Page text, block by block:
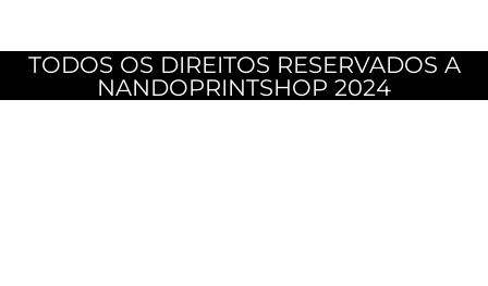
TODOS OS DIREITOS RESERVADOS A
NANDOPRINTSHOP 2024